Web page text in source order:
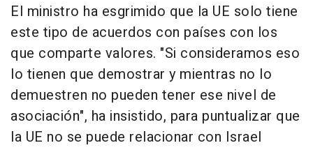
El ministro ha esgrimido que la UE solo tiene
este tipo de acuerdos con países con los
que comparte valores. "Si consideramos eso
lo tienen que demostrar y mientras no lo
demuestren no pueden tener ese nivel de
asociación", ha insistido, para puntualizar que
la UE no se puede relacionar con Israel